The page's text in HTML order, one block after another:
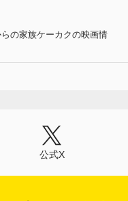
の家族ケーカクの映画情
公式X